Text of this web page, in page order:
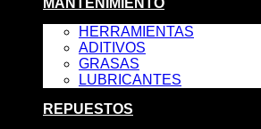
MANTENIMIENTO
HERRAMIENTAS
ADITIVOS
GRASAS
LUBRICANTES
REPUESTOS